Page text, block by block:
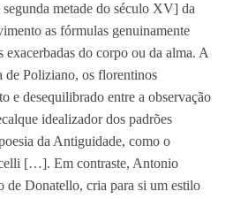
metade do século XV] da
as fórmulas genuinamente
exacerbadas do corpo ou da alma. A
de Poliziano, os florentinos
e desequilibrado entre a observação
idealizador dos padrões
da Antiguidade, como o
[…]. Em contraste, Antonio
de Donatello, cria para si um estilo